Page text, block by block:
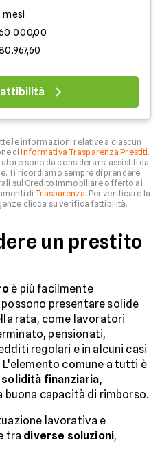
mesi
le informazioni relative a ciascun
diInformativa Trasparenza Prestiti.
sono da considerarsi assistiti da
Ti ricordiamo sempre di prendere
sul Credito Immobiliare offerto ai
di Trasparenza . Per verificare la
clicca su verifica fattibilità.
un prestito
è più facilmente
presentare solide
rata, come lavoratori
pensionati,
regolari e in alcuni casi
comune a tutti è
solidità finanziaria,
capacità di rimborso.
lavorativa e
tra diverse soluzioni,